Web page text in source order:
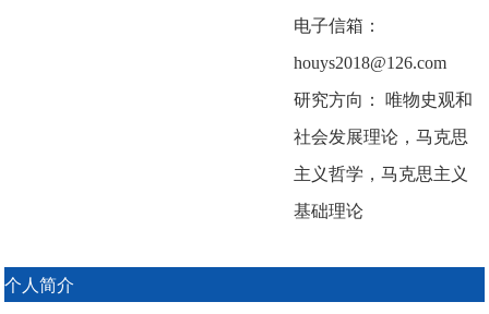
电子信箱：
houys2018@126.com
研究方向：
唯物史观和
社会发展理论，马克思
主义哲学 ，马克思主义
基础理论
个人简介